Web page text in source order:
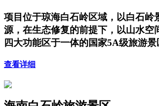
项目位于琼海白石岭区域，以白石
源，在生态修复的前提下，以山水
四大功能区于一体的国家5A级旅游
查看详细